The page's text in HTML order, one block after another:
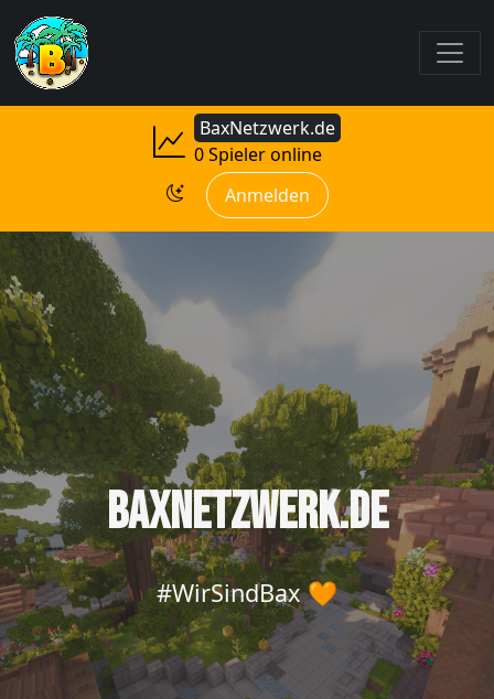
BaxNetzwerk.de
0 Spieler online
Anmelden
BAXNETZWERK.DE
#WirSindBax 🧡